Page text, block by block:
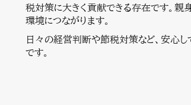
税対策に大きく貢献できる存在です。親
環境につながります。
日々の経営判断や節税対策など、安心
です。